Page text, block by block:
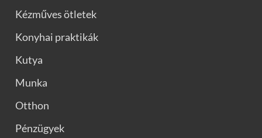
Kézműves ötletek
Konyhai praktikák
Kutya
Munka
Otthon
Pénzügyek